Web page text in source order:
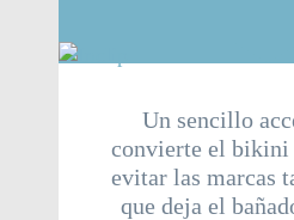
Un sencillo
convierte el bikini
evitar las marcas
que deja el